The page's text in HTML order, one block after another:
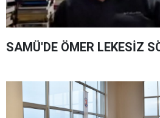
SAMÜ'DE ÖMER LEKESİZ